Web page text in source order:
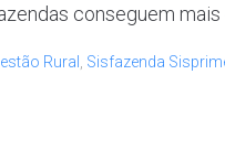
conseguem
Rural Sisfazenda